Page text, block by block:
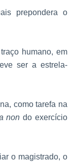
prepondera o
humano, em
ser a estrela-
como tarefa na
non do exercício
o magistrado, o